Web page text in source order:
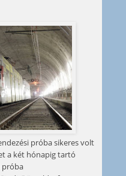
próba sikeres volt
a két hónapig tartó
próba